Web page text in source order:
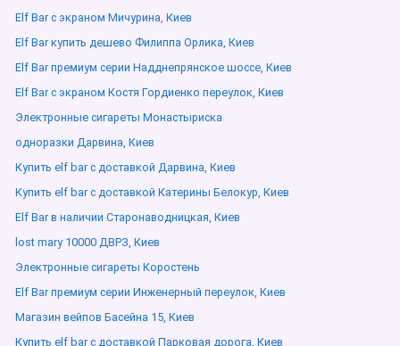
Elf Bar с экраном Мичурина, Киев
Elf Bar купить дешево Филиппа Орлика, Киев
Elf Bar премиум серии Надднепрянское шоссе, Киев
Elf Bar с экраном Костя Гордиенко переулок, Киев
Электронные сигареты Монастыриска
одноразки Дарвина, Киев
Купить elf bar с доставкой Дарвина, Киев
Купить elf bar с доставкой Катерины Белокур, Киев
Elf Bar в наличии Старонаводницкая, Киев
lost mary 10000 ДВРЗ, Киев
Электронные сигареты Коростень
Elf Bar премиум серии Инженерный переулок, Киев
Магазин вейпов Басейна 15, Киев
Купить elf bar с доставкой Парковая дорога, Киев